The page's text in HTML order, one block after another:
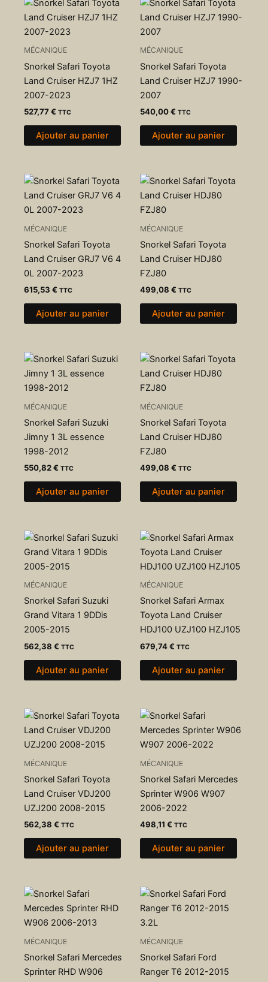
MÉCANIQUE
Snorkel Safari Toyota
Land Cruiser HZJ7 1HZ
2007-2023
527,77€ TTC
Ajouter au panier
MÉCANIQUE
Snorkel Safari Toyota
Land Cruiser HZJ7 1990-
2007
540,00€ TTC
Ajouter au panier
MÉCANIQUE
Snorkel Safari Toyota
Land Cruiser GRJ7 V6 4
0L 2007-2023
615,53 € TTC
Ajouter au panier
MÉCANIQUE
Snorkel Safari Toyota
Land Cruiser HDJ80
FZJ80
499,08 € TTC
Ajouter au panier
MÉCANIQUE
Snorkel Safari Suzuki
Jimny 1 3L essence
1998-2012
550,82€ TTC
Ajouter au panier
MÉCANIQUE
Snorkel Safari Toyota
Land Cruiser HDJ80
FZJ80
499,08 € TTC
Ajouter au panier
MÉCANIQUE
Snorkel Safari Suzuki
Grand Vitara 1 9DDis
2005-2015
562,38 € TTC
Ajouter au panier
MÉCANIQUE
Snorkel Safari Armax
Toyota Land Cruiser
HDJ100 UZJ100 HZJ105
679,74€ TTC
Ajouter au panier
MÉCANIQUE
Snorkel Safari Toyota
Land Cruiser VDJ200
UZJ200 2008-2015
562,38 € TTC
Ajouter au panier
MÉCANIQUE
Snorkel Safari Mercedes
Sprinter W906 W907
2006-2022
498,11 € TTC
Ajouter au panier
MÉCANIQUE
Snorkel Safari Mercedes
Sprinter RHD W906
MÉCANIQUE
Snorkel Safari Ford
Ranger T6 2012-2015